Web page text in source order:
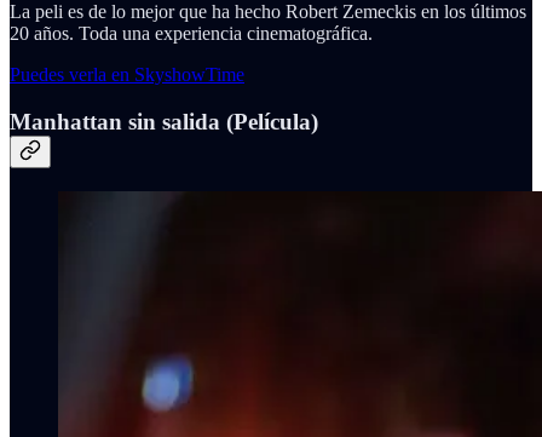
La peli es de lo mejor que ha hecho Robert Zemeckis en los últimos
20 años. Toda una experiencia cinematográfica.
Puedes verla en SkyshowTime
Manhattan sin salida (Película)